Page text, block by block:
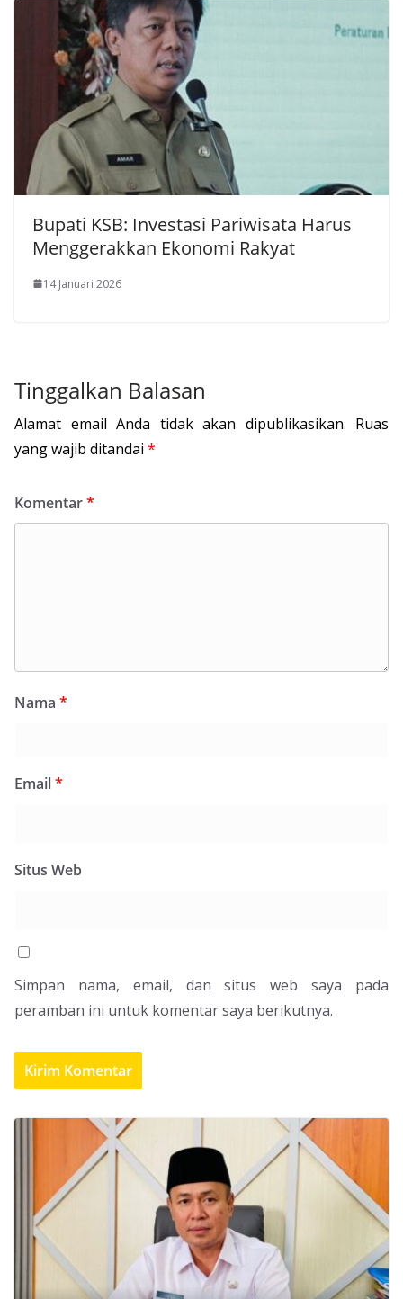
Bupati KSB: Investasi Pariwisata Harus
Menggerakkan Ekonomi Rakyat
14 Januari 2026
Tinggalkan Balasan
Alamat email Anda tidak akan dipublikasikan. Ruas
yang wajib ditandai *
Komentar*
Nama *
Email*
Situs Web
Simpan nama, email, dan situs web saya pada
peramban ini untuk komentar saya berikutnya.